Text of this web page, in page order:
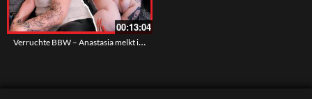
00:13:04
Verruchte BBW – Anastasia melkt ihn mit ihren dicken Titten